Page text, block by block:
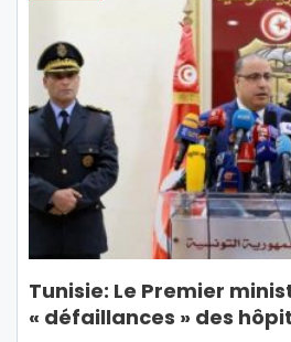
Tunisie: Le Premier
« défaillances » des